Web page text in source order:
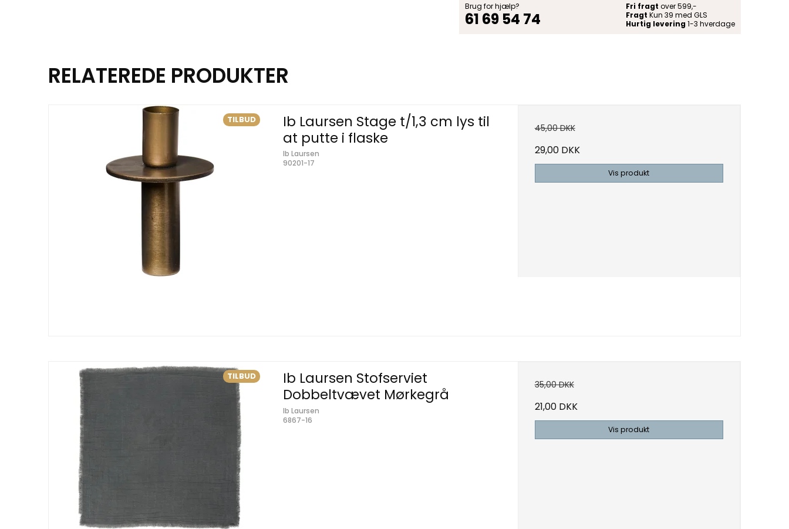
Brug for hjælp?
61 69 54 74
Fri fragt over 599,-
Fragt Kun 39 med GLS
Hurtig levering 1-3 hverdage
RELATEREDE PRODUKTER
TILBUD
Ib Laursen Stage t/1,3 cm lys til
at putte i flaske
Ib Laursen
90201-17
45,00 DKK
29,00 DKK
Vis produkt
TILBUD
Ib Laursen Stofserviet
Dobbeltvævet Mørkegrå
Ib Laursen
6867-16
35,00 DKK
21,00 DKK
Vis produkt